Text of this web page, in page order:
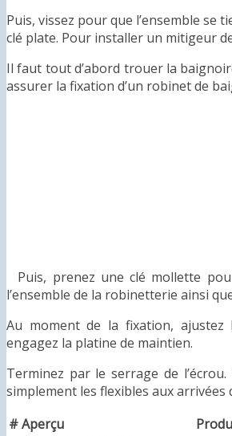
Puis, vissez pour que l’ensemble se
clé plate. Pour installer un mitigeur
Il faut tout d’abord trouer la
assurer la fixation d’un robinet de
Puis, prenez une clé mollette
l’ensemble de la robinetterie ainsi
Au moment de la fixation,
engagez la platine de maintien.
Terminez par le serrage de
simplement les flexibles aux arrivées
#Aperçu